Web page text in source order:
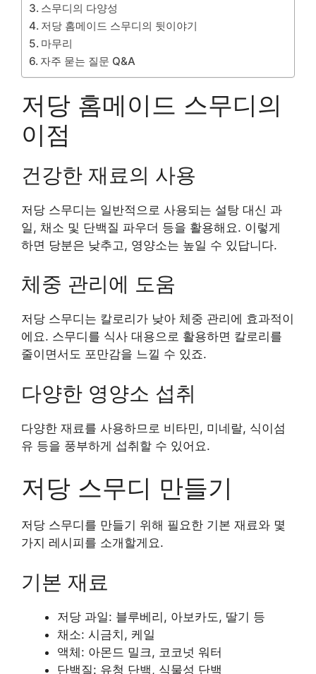
스무디의 다양성
저당 홈메이드 스무디의 뒷이야기
마무리
자주 묻는 질문 Q&A
저당 홈메이드 스무디의
이점
건강한 재료의 사용
저당 스무디는 일반적으로 사용되는 설탕 대신 과
일, 채소 및 단백질 파우더 등을 활용해요. 이렇게
하면 당분은 낮추고, 영양소는 높일 수 있답니다.
체중 관리에 도움
저당 스무디는 칼로리가 낮아 체중 관리에 효과적이
에요. 스무디를 식사 대용으로 활용하면 칼로리를
줄이면서도 포만감을 느낄 수 있죠.
다양한 영양소 섭취
다양한 재료를 사용하므로 비타민, 미네랄, 식이섬
유 등을 풍부하게 섭취할 수 있어요.
저당 스무디 만들기
저당 스무디를 만들기 위해 필요한 기본 재료와 몇
가지 레시피를 소개할게요.
기본 재료
저당 과일: 블루베리, 아보카도, 딸기 등
채소: 시금치, 케일
액체: 아몬드 밀크, 코코넛 워터
단백질: 유청 단백, 식물성 단백